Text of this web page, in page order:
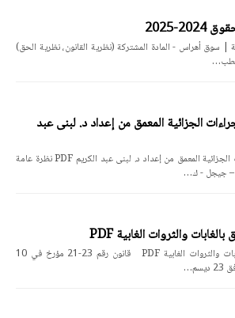
2025
أهراس - المادة المشتركة (نظرية القانون، نظرية الحق)
الجزائية المعمق من إعداد د. لبنى عبد
مطبوعة في مقياس الإجراءات الجزائية المعمق من إعداد د. لبنى عبد الكريم PDF نظرة عامة
– جيجل - ك…
قانون رقم 23-21 يتعلق بالغابات والثروات الغابية PDF قانون رقم 23-21 مؤرخ في 10